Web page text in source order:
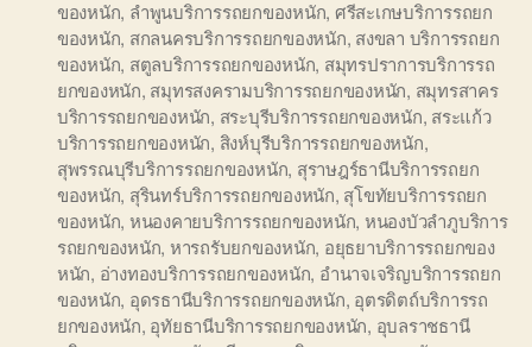
ของหนัก, ลำพูนบริการรถยกของหนัก, ศรีสะเกษบริการรถยก
ของหนัก, สกลนครบริการรถยกของหนัก, สงขลา บริการรถยก
ของหนัก, สตูลบริการรถยกของหนัก, สมุทรปราการบริการรถ
ยกของหนัก, สมุทรสงครามบริการรถยกของหนัก, สมุทรสาคร
บริการรถยกของหนัก, สระบุรีบริการรถยกของหนัก, สระแก้ว
บริการรถยกของหนัก, สิงห์บุรีบริการรถยกของหนัก,
สุพรรณบุรีบริการรถยกของหนัก, สุราษฎร์ธานีบริการรถยก
ของหนัก, สุรินทร์บริการรถยกของหนัก, สุโขทัยบริการรถยก
ของหนัก, หนองคายบริการรถยกของหนัก, หนองบัวลำภูบริการ
รถยกของหนัก, หารถรับยกของหนัก, อยุธยาบริการรถยกของ
หนัก, อ่างทองบริการรถยกของหนัก, อำนาจเจริญบริการรถยก
ของหนัก, อุดรธานีบริการรถยกของหนัก, อุตรดิตถ์บริการรถ
ยกของหนัก, อุทัยธานีบริการรถยกของหนัก, อุบลราชธานี